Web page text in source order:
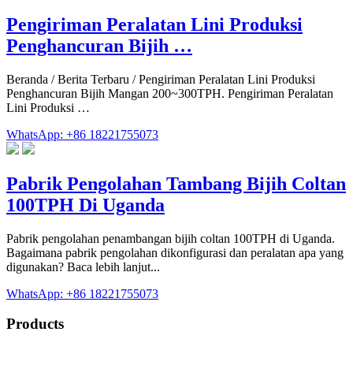
Pengiriman Peralatan Lini Produksi
Penghancuran Bijih …
Beranda / Berita Terbaru / Pengiriman Peralatan Lini Produksi
Penghancuran Bijih Mangan 200~300TPH. Pengiriman Peralatan
Lini Produksi …
WhatsApp: +86 18221755073
Pabrik Pengolahan Tambang Bijih Coltan
100TPH Di Uganda
Pabrik pengolahan penambangan bijih coltan 100TPH di Uganda.
Bagaimana pabrik pengolahan dikonfigurasi dan peralatan apa yang
digunakan? Baca lebih lanjut...
WhatsApp: +86 18221755073
Products